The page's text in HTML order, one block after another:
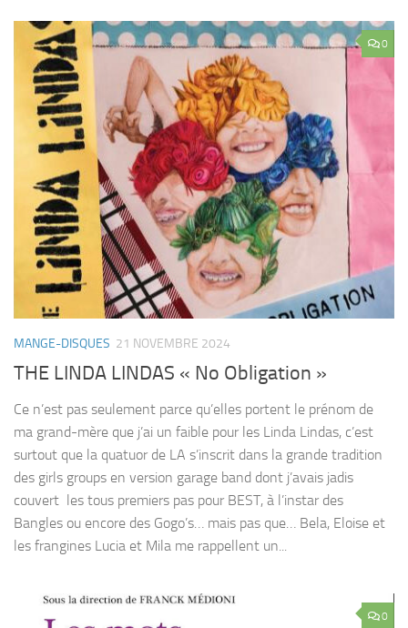
0
MANGE-DISQUES 21 NOVEMBRE 2024
THE LINDA LINDAS « No Obligation »
Ce n’est pas seulement parce qu’elles portent le prénom de
ma grand-mère que j’ai un faible pour les Linda Lindas, c’est
surtout que la quatuor de LA s’inscrit dans la grande tradition
des girls groups en version garage band dont j’avais jadis
couvert les tous premiers pas pour BEST, à l’instar des
Bangles ou encore des Gogo’s… mais pas que… Bela, Eloise et
les frangines Lucia et Mila me rappellent un...
0